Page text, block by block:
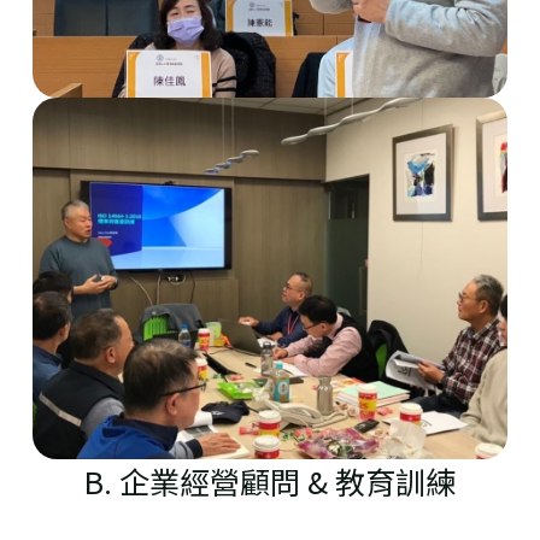
B. 企業經營顧問 & 教育訓練